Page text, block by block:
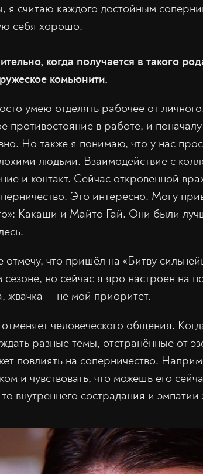
я считаю каждого достойным
себя хорошо.
когда получается в такого
комьюнити.
умею отделять рабочее от
противостояние в работе, и
Но также я понимаю, что у нас
людьми. Взаимодействие с
и контакт. Сейчас откровенной
Это интересно. Могу
Какаши и Майто Гай. Они были
отмечу, что пришёл на «Битву
сезоне, но сейчас я яро настроен на
жвачка — не мой приоритет.
человеческого общения.
разные темы, отстранённые от
повлиять на соперничество.
и чувствовать, что можешь его
то внутреннего сострадания и